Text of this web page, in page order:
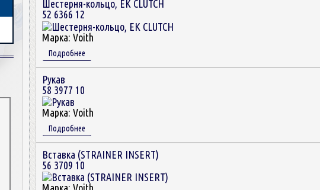
Шестерня-кольцо, EK CLUTCH
52 6366 12
Марка: Voith
Подробнее
Рукав
58 3977 10
Марка: Voith
Подробнее
Вставка (STRAINER INSERT)
56 3709 10